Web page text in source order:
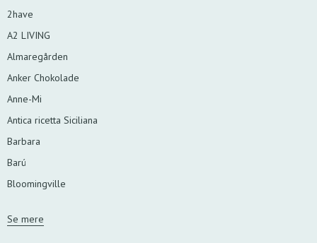
2have
A2 LIVING
Almaregården
Anker Chokolade
Anne-Mi
Antica ricetta Siciliana
Barbara
Barú
Bloomingville
Se mere